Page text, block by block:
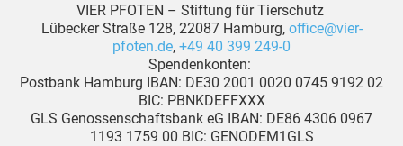
VIER PFOTEN – Stiftung für Tierschutz
Lübecker Straße 128, 22087 Hamburg, office@vier-
pfoten.de, +49 40 399 249-0
Spendenkonten:
Postbank Hamburg IBAN: DE30 2001 0020 0745 9192 02
BIC: PBNKDEFFXXX
GLS Genossenschaftsbank eG IBAN: DE86 4306 0967
1193 1759 00 BIC: GENODEM1GLS